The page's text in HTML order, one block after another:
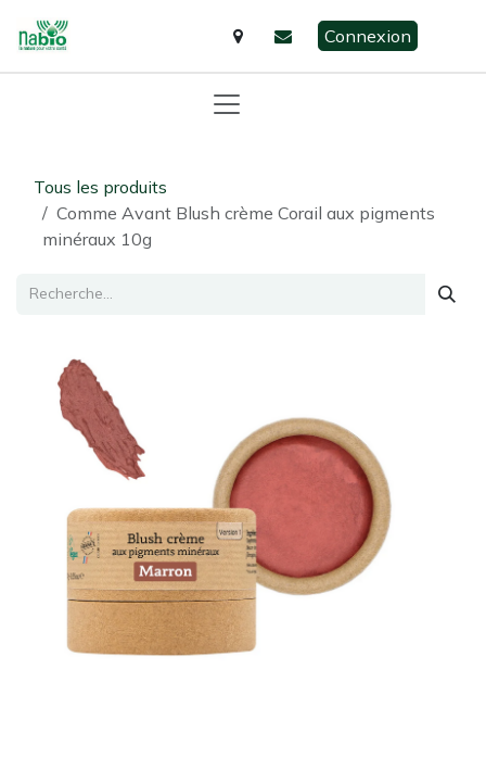
Connexion
Tous les produits
Comme Avant Blush crème Corail aux pigments
minéraux 10g